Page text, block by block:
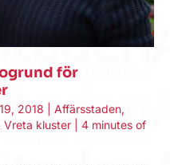
för
2018 Affärsstaden,
Vreta kluster
4 minutes of